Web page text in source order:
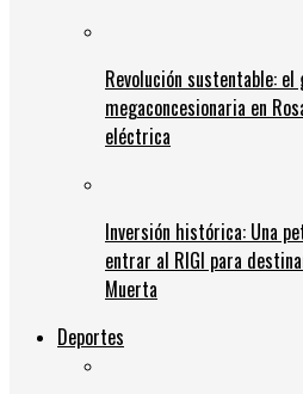
Revolución sustentable:
megaconcesionaria en
eléctrica
Inversión histórica: Una
entrar al RIGI para
Muerta
Deportes